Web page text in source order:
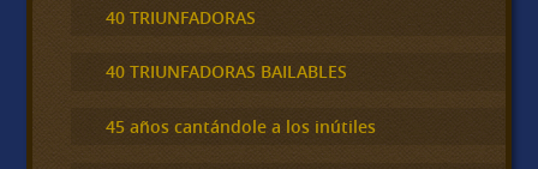
40 TRIUNFADORAS
40 TRIUNFADORAS BAILABLES
45 años cantándole a los inútiles